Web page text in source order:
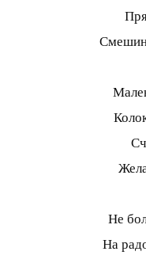
Не
На